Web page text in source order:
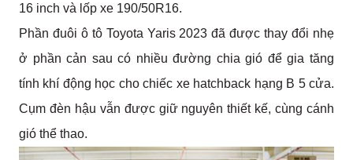
16 inch và lốp xe 190/50R16.
Phần đuôi ô tô Toyota Yaris 2023 đã được thay đổi nhẹ
ở phần cản sau có nhiều đường chia gió để gia tăng
tính khí động học cho chiếc xe hatchback hạng B 5 cửa.
Cụm đèn hậu vẫn được giữ nguyên thiết kế, cùng cánh
gió thể thao.